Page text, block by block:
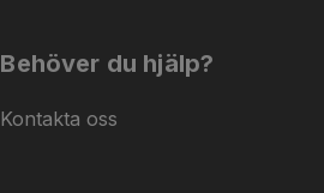
Behöver du hjälp?
Kontakta oss